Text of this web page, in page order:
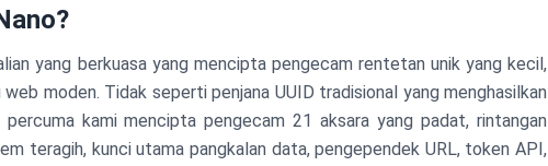
yang berkuasa yang mencipta pengecam rentetan unik yang kecil,
moden. Tidak seperti penjana UUID tradisional yang menghasilkan
kami mencipta pengecam 21 aksara yang padat, rintangan
teragih, kunci utama pangkalan data, pengependek URL, token API,